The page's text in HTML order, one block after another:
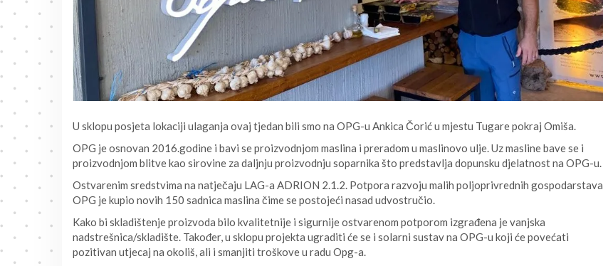
U sklopu posjeta lokaciji ulaganja ovaj tjedan bili smo na OPG-u Ankica Čorić u mjestu Tugare pokraj Omiša.
OPG je osnovan 2016.godine i bavi se proizvodnjom maslina i preradom u maslinovo ulje. Uz masline bave se i
proizvodnjom blitve kao sirovine za daljnju proizvodnju soparnika što predstavlja dopunsku djelatnost na OPG-u.
Ostvarenim sredstvima na natječaju LAG-a ADRION 2.1.2. Potpora razvoju malih poljoprivrednih gospodarstava
OPG je kupio novih 150 sadnica maslina čime se postojeći nasad udvostručio.
Kako bi skladištenje proizvoda bilo kvalitetnije i sigurnije ostvarenom potporom izgrađena je vanjska
nadstrešnica/skladište. Također, u sklopu projekta ugraditi će se i solarni sustav na OPG-u koji će povećati
pozitivan utjecaj na okoliš, ali i smanjiti troškove u radu Opg-a.